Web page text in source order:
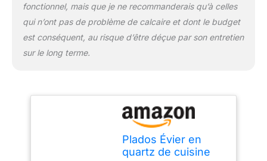
fonctionnel, mais que je ne recommanderais qu’à celles
qui n’ont pas de problème de calcaire et dont le budget
est conséquent, au risque d’être déçue par son entretien
sur le long terme.
Plados Évier en
quartz de cuisine